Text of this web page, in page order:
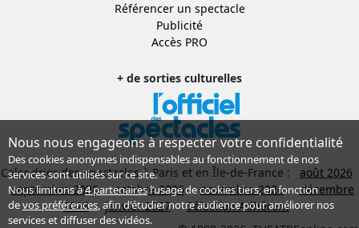
Référencer un spectacle
Publicité
Accès PRO
+ de sorties culturelles
Calendrier des spectacles à Paris et en Île-de-France :
août 2026
septembre 2026
octobre 2026 novembre 2026
décembre
2026
janvier 2027
Sélection Adhérent
Nous nous engageons à respecter votre confidentialité
Des cookies anonymes indispensables au fonctionnement de nos
services sont utilisés sur ce site.
Nous limitons à4 partenairesl’usage de cookies tiers, en fonction
devos préférences, afin d'étudier notre audience pour améliorer nos
services et diffuser des vidéos.